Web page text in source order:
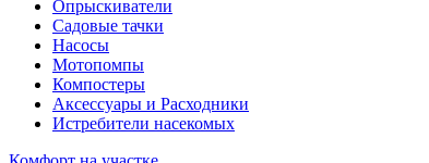
Опрыскиватели
Садовые тачки
Насосы
Мотопомпы
Компостеры
Аксессуары и Расходники
Истребители насекомых